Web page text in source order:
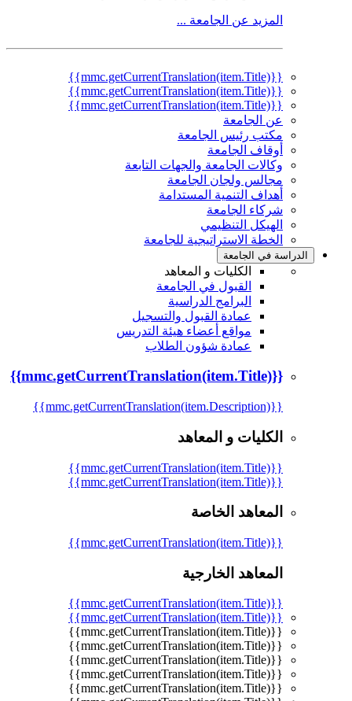
المزيد عن الجامعة ...
{{mmc.getCurrentTranslation(item.Title)}}
{{mmc.getCurrentTranslation(item.Title)}}
{{mmc.getCurrentTranslation(item.Title)}}
عن الجامعة
مكتب رئيس الجامعة
أوقاف الجامعة
وكالات الجامعة والجهات التابعة
مجالس ولجان الجامعة
أهداف التنمية المستدامة
شركاء الجامعة
الهيكل التنظيمي
الخطة الاستراتيجية للجامعة
الدراسة في الجامعة
الكليات و المعاهد
القبول في الجامعة
البرامج الدراسية
عمادة القبول والتسجيل
مواقع أعضاء هيئة التدريس
عمادة شؤون الطلاب
{{mmc.getCurrentTranslation(item.Title)}}
{{mmc.getCurrentTranslation(item.Description)}}
الكليات و المعاهد
{{mmc.getCurrentTranslation(item.Title)}}
{{mmc.getCurrentTranslation(item.Title)}}
المعاهد الخاصة
{{mmc.getCurrentTranslation(item.Title)}}
المعاهد الخارجية
{{mmc.getCurrentTranslation(item.Title)}}
{{mmc.getCurrentTranslation(item.Title)}}
{{mmc.getCurrentTranslation(item.Title)}}
{{mmc.getCurrentTranslation(item.Title)}}
{{mmc.getCurrentTranslation(item.Title)}}
{{mmc.getCurrentTranslation(item.Title)}}
{{mmc.getCurrentTranslation(item.Title)}}